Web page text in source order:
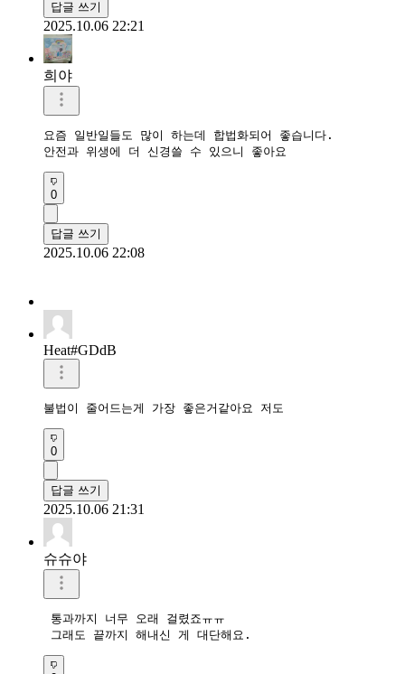
답글 쓰기
2025.10.06 22:21
희야
요즘 일반일들도 많이 하는데 합법화되어 좋습니다.
안전과 위생에 더 신경쓸 수 있으니 좋아요
0
답글 쓰기
2025.10.06 22:08
Heat#GDdB
불법이 줄어드는게 가장 좋은거같아요 저도
0
답글 쓰기
2025.10.06 21:31
슈슈야
통과까지 너무 오래 걸렸죠ㅠㅠ
그래도 끝까지 해내신 게 대단해요.